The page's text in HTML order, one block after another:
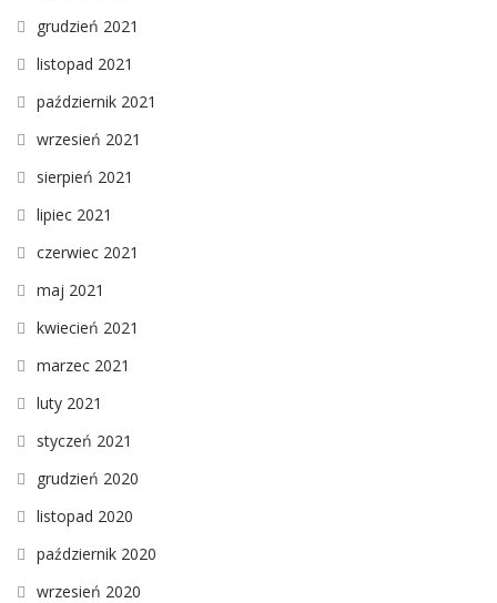
grudzień 2021
listopad 2021
październik 2021
wrzesień 2021
sierpień 2021
lipiec 2021
czerwiec 2021
maj 2021
kwiecień 2021
marzec 2021
luty 2021
styczeń 2021
grudzień 2020
listopad 2020
październik 2020
wrzesień 2020